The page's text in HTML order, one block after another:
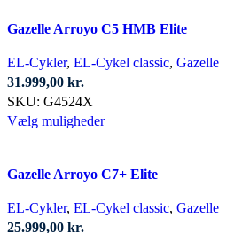
Gazelle Arroyo C5 HMB Elite
EL-Cykler, EL-Cykel classic, Gazelle
31.999,00 kr.
SKU: G4524X
Vælg mulighederDette
flere
Mulighederne
Gazelle Arroyo C7+ Elite
EL-Cykler, EL-Cykel classic, Gazelle
25.999,00 kr.